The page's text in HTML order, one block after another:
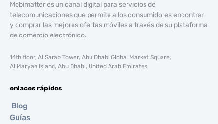
Mobimatter es un canal digital para servicios de
telecomunicaciones que permite a los consumidores encontrar
y comprar las mejores ofertas móviles a través de su plataforma
de comercio electrónico.
14th floor, Al Sarab Tower, Abu Dhabi Global Market Square,
Al Maryah Island, Abu Dhabi, United Arab Emirates
enlaces rápidos
Blog
Guías